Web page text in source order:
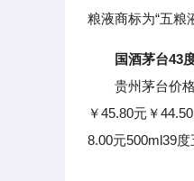
粮液商标为“五粮
国酒茅台43
贵州茅台价格
￥45.80元￥
8.00元500ml39度